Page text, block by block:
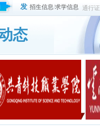
发 招生信息/求学信息 通行证
态